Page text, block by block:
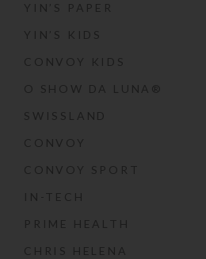
YIN’S PAPER
YIN’S KIDS
CONVOY KIDS
O SHOW DA LUNA®
SWISSLAND
CONVOY
CONVOY SPORT
IN-TECH
PRIME HEALTH
CHRIS HELENA